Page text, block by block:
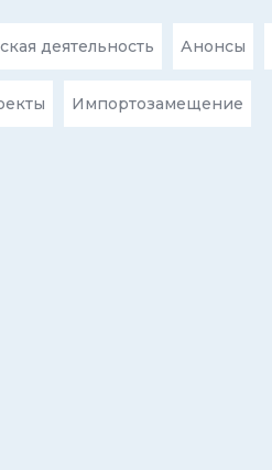
деятельность Анонсы
Импортозамещение